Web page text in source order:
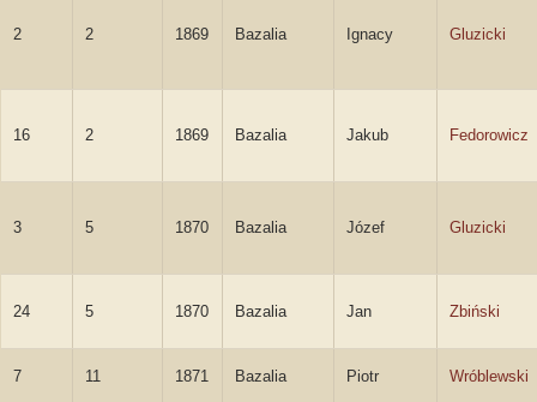
2 2 1869 Bazalia Ignacy Gluzicki
16 2 1869 Bazalia Jakub Fedorowicz
3 5 1870 Bazalia Józef Gluzicki
24 5 1870 Bazalia Jan Zbiński
7 11 1871 Bazalia Piotr Wróblewski